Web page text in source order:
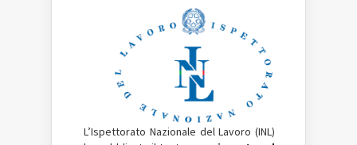
L’Ispettorato Nazionale del Lavoro (INL)